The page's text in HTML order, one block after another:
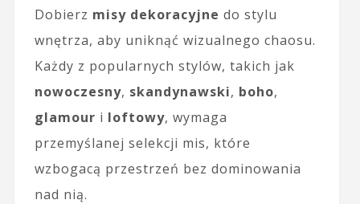
Dobierz misy dekoracyjne do stylu
wnętrza, aby uniknąć wizualnego chaosu.
Każdy z popularnych stylów, takich jak
nowoczesny, skandynawski, boho,
glamour i loftowy, wymaga
przemyślanej selekcji mis, które
wzbogacą przestrzeń bez dominowania
nad nią.